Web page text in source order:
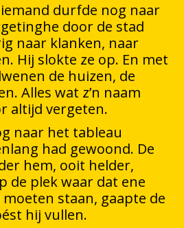
durfde nog naar
door de stad
naar klanken, naar
Hij slokte ze op. En met
de huizen, de
Alles wat z’n naam
altijd vergeten.
naar het tableau
had gewoond. De
hem, ooit helder,
de plek waar dat ene
staan, gaapte de
hij vullen.